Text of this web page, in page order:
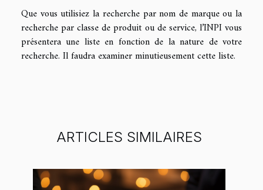
Que vous utilisiez la recherche par nom de marque ou la
recherche par classe de produit ou de service, l’INPI vous
présentera une liste en fonction de la nature de votre
recherche. Il faudra examiner minutieusement cette liste.
ARTICLES SIMILAIRES